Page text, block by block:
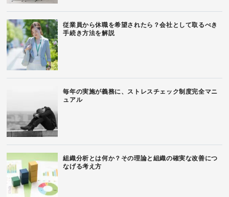
従業員から休職を希望されたら？会社として取るべき
手続き方法を解説
毎年の実施が義務に、ストレスチェック制度完全マニ
ュアル
組織分析とは何か？その理論と組織の確実な改善につ
なげる考え方